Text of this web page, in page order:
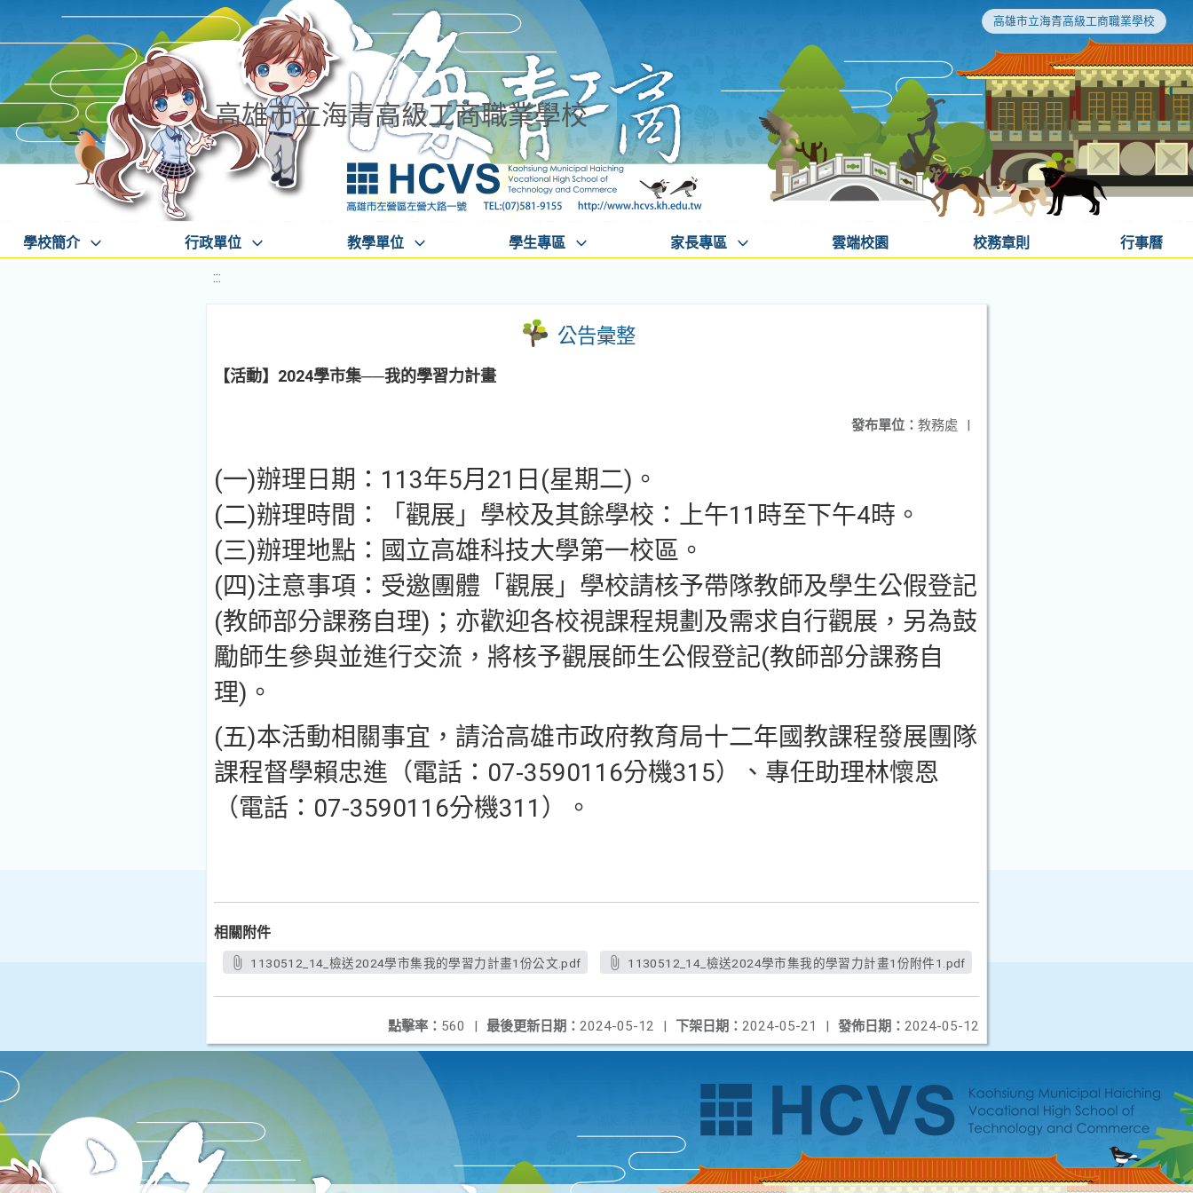
高雄市立海青高級工商職業學校
高雄市立海青高級工商職業學校
學校簡介 行政單位 教學單位 學生專區 家長專區 雲端校園 校務章則 行事曆
:::
公告彙整
【活動】2024學市集──我的學習力計畫
發布單位： 教務處 |
(一)辦理日期：113年5月21日(星期二)。
(二)辦理時間：「觀展」學校及其餘學校：上午11時至下午4時。
(三)辦理地點：國立高雄科技大學第一校區。
(四)注意事項：受邀團體「觀展」學校請核予帶隊教師及學生公假登記
(教師部分課務自理)；亦歡迎各校視課程規劃及需求自行觀展，另為鼓
勵師生參與並進行交流，將核予觀展師生公假登記(教師部分課務自
理)。
(五)本活動相關事宜，請洽高雄市政府教育局十二年國教課程發展團隊
課程督學賴忠進（電話：07-3590116分機315）、專任助理林懷恩
（電話：07-3590116分機311）。
相關附件
1130512_14_檢送2024學市集我的學習力計畫1份公文.pdf 1130512_14_檢送2024學市集我的學習力計畫1份附件1.pdf
發佈日期： 2024-05-12
下架日期： 2024-05-21 |
最後更新日期： 2024-05-12 |
點擊率： 560 |